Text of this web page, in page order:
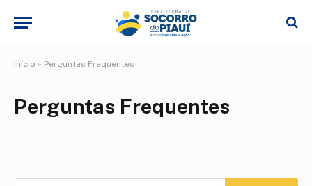
Início » Perguntas Frequentes
Perguntas Frequentes